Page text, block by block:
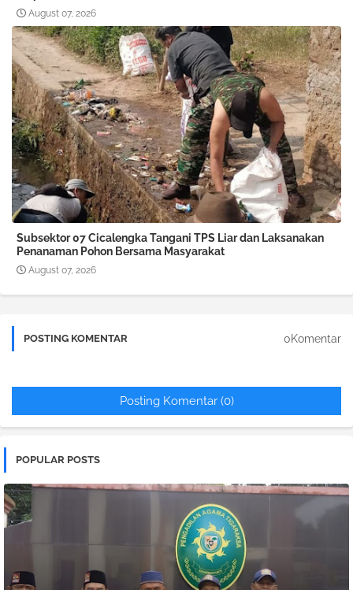
August 07, 2026
Subsektor 07 Cicalengka Tangani TPS Liar dan Laksanakan
Penanaman Pohon Bersama Masyarakat
August 07, 2026
POSTING KOMENTAR 0Komentar
Posting Komentar (0)
POPULAR POSTS